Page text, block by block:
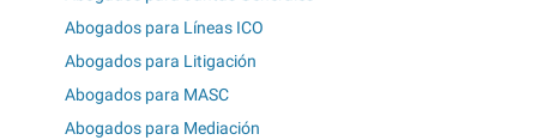
Abogados para Líneas ICO
Abogados para Litigación
Abogados para MASC
Abogados para Mediación